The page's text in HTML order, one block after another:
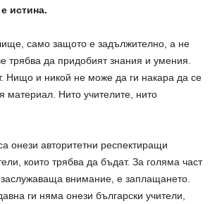
истина.
само защото е задължително, а не
трябва да придобият знания и умения.
Нищо и никой не може да ги накара да се
материал. Нито учителите, нито
онези авторитетни респектиращи
които трябва да бъдат. За голяма част
внимание, е заплащането.
ги няма онези български учители,